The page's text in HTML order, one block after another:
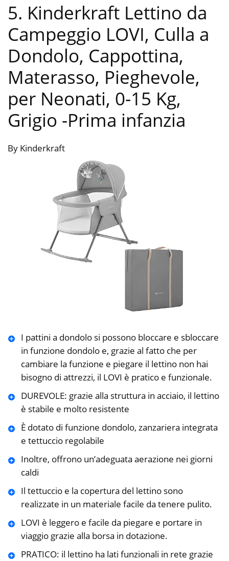
5. Kinderkraft Lettino da
Campeggio LOVI, Culla a
Dondolo, Cappottina,
Materasso, Pieghevole,
per Neonati, 0-15 Kg,
Grigio -Prima infanzia
By Kinderkraft
I pattini a dondolo si possono bloccare e sbloccare
in funzione dondolo e, grazie al fatto che per
cambiare la funzione e piegare il lettino non hai
bisogno di attrezzi, il LOVI è pratico e funzionale.
DUREVOLE: grazie alla struttura in acciaio, il lettino
è stabile e molto resistente
È dotato di funzione dondolo, zanzariera integrata
e tettuccio regolabile
Inoltre, offrono un’adeguata aerazione nei giorni
caldi
Il tettuccio e la copertura del lettino sono
realizzate in un materiale facile da tenere pulito.
LOVI è leggero e facile da piegare e portare in
viaggio grazie alla borsa in dotazione.
PRATICO: il lettino ha lati funzionali in rete grazie